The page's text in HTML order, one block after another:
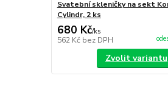
Svatební skleničky na sekt
Cylindr, 2 ks
680 Kč/ks
562 Kč bez DPH
Zvolit variantu